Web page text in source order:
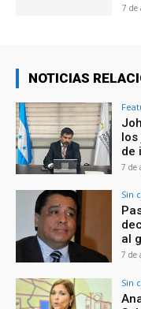
7 de
NOTICIAS
de
7 de
Sin
al
7 de
Sin